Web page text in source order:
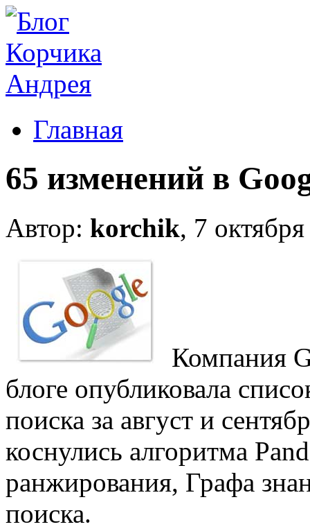
Главная
65 изменений в
Автор: korchik, 7
Компания
блоге опубликовала
поиска за август и
коснулись алгоритма
ранжирования, Графа
поиска.